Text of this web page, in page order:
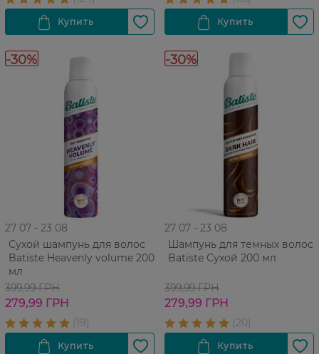
-30%
27 07 - 23 08
Сухой шампунь для волос
Batiste Heavenly volume 200
мл
399,99 ГРН
279,99 ГРН
-30%
27 07 - 23 08
Шампунь для темных волос
Batiste Сухой 200 мл
399,99 ГРН
279,99 ГРН